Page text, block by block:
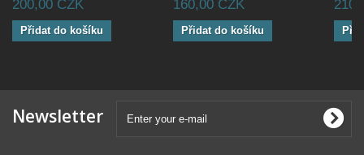
200,00 CZK
Přidat do košíku
160,00 CZK
Přidat do košíku
Newsletter